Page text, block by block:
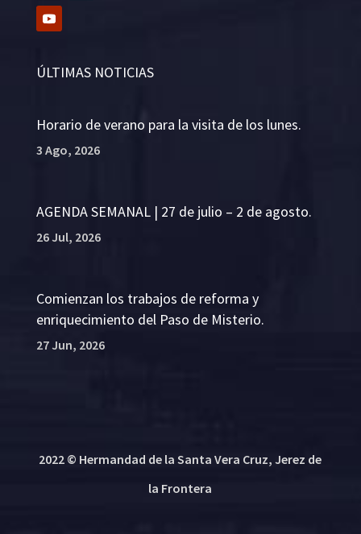
ÚLTIMAS NOTICIAS
Horario de verano para la visita de los lunes.
3 Ago, 2026
AGENDA SEMANAL | 27 de julio – 2 de agosto.
26 Jul, 2026
Comienzan los trabajos de reforma y
enriquecimiento del Paso de Misterio.
27 Jun, 2026
2022 © Hermandad de la Santa Vera Cruz, Jerez de
la Frontera